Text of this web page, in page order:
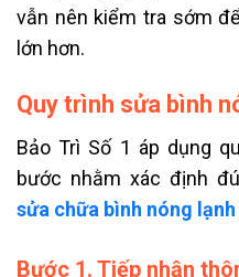
vẫn nên kiểm tra sớm
lớn hơn.
Quy trình sửa bình
Bảo Trì Số 1 áp dụng
bước nhằm xác định
sửa chữa bình nóng
Bước 1. Tiếp nhận